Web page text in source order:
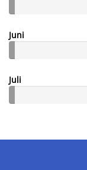
Juni
Juli